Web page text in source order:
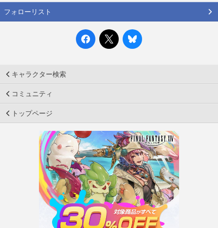
フォローリスト
キャラクター検索
コミュニティ
トップページ